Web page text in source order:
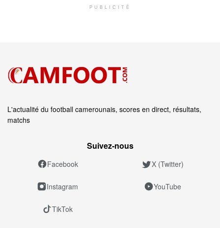
PUBLICITÉ
L'actualité du football camerounais, scores en direct, résultats,
matchs
Suivez‑nous
Facebook X (Twitter)
Instagram YouTube
TikTok